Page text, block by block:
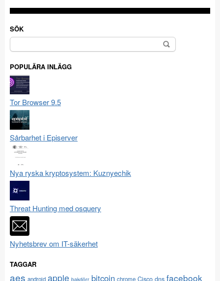
SÖK
Sök
efter:
POPULÄRA INLÄGG
Tor Browser 9.5
Sårbarhet i Episerver
Nya ryska kryptosystem: Kuznyechik
Threat Hunting med osquery
Nyhetsbrev om IT-säkerhet
TAGGAR
aes android apple bakdörr bitcoin chrome Cisco dns facebook